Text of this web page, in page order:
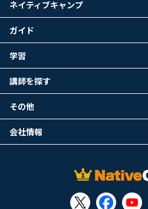
ネイティブキャンプ
ガイド
学習
講師を探す
その他
会社情報